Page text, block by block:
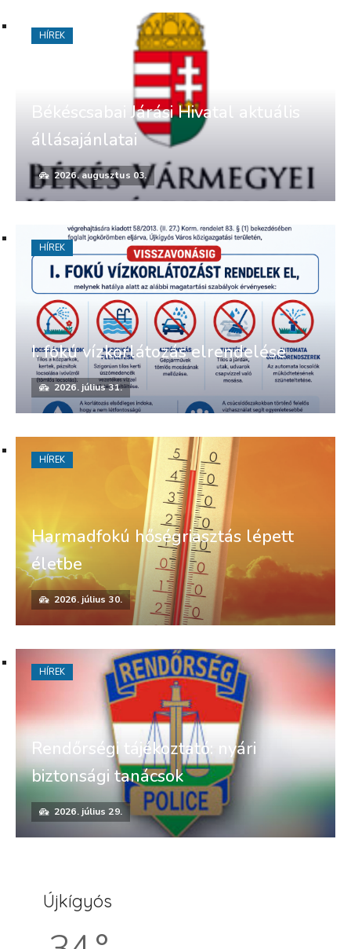
Békéscsabai Járási Hivatal aktuális
állásajánlatai
2026. augusztus 03.
HÍREK
I. fokú vízkorlátozás elrendelése
2026. július 31.
HÍREK
Harmadfokú hőségriasztás lépett
életbe
2026. július 30.
HÍREK
Rendőrségi tájékoztató: nyári
biztonsági tanácsok
2026. július 29.
HÍREK
Újkígyós